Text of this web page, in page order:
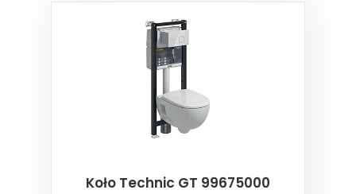
Koło Technic GT 99675000